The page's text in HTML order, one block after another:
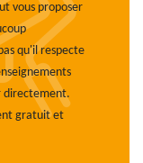
vous proposer
qu'il respecte
directement.
gratuit et